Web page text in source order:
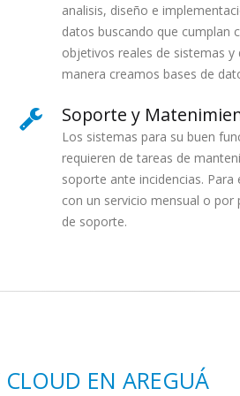
analisis, diseño e
datos buscando que cumplan
objetivos reales de sistemas y
manera creamos bases de
Soporte y
Los sistemas para su buen
requieren de tareas de
soporte ante incidencias.
con un servicio mensual o por
de soporte.
EN AREGUÁ